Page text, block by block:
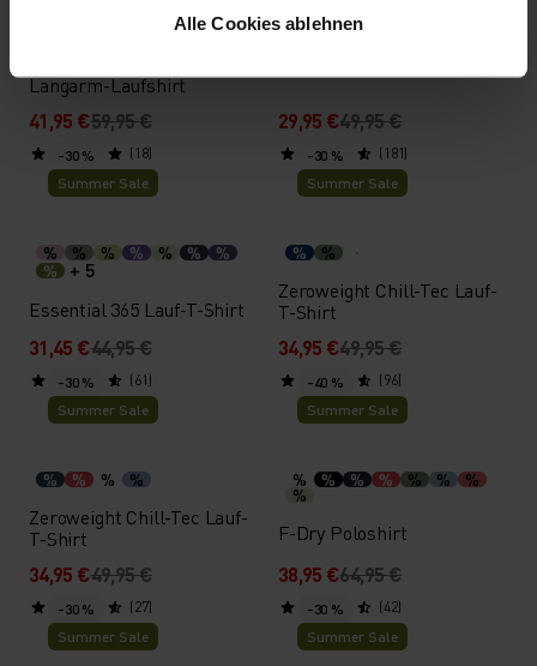
Alle Cookies ablehnen
Langarm-Laufshirt
41,95 €59,95 €
(18)
29,95 €49,95 €
(181)
-30 %
Summer Sale
% % % % % %
%
%
+ 5
Essential 365 Lauf-T-Shirt
31,45 €44,95 €
(61)
-30 %
Summer Sale
% %
Zeroweight Chill-Tec Lauf-
T-Shirt
34,95 €49,95 €
(96)
-30 %
Summer Sale
% % % %
Zeroweight Chill-Tec Lauf-
T-Shirt
34,95 €49,95 €
(27)
-40 %
Summer Sale
% % % % % % %
%
F-Dry Poloshirt
38,95 €64,95 €
(42)
-30 %
Summer Sale
-30 %
Summer Sale